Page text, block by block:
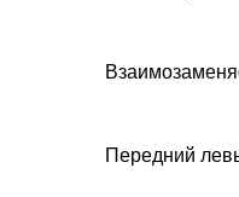
Передний